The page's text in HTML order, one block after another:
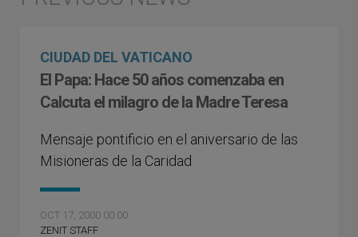
CIUDAD DEL VATICANO
El Papa: Hace 50 años comenzaba en
Calcuta el milagro de la Madre Teresa
Mensaje pontificio en el aniversario de las
Misioneras de la Caridad
OCT 17, 2000 00:00
ZENIT STAFF